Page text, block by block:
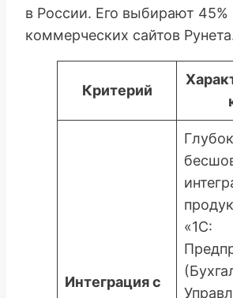
в России. Его выбирают 45%
коммерческих сайтов
Критерий
Интеграция с
«1С: